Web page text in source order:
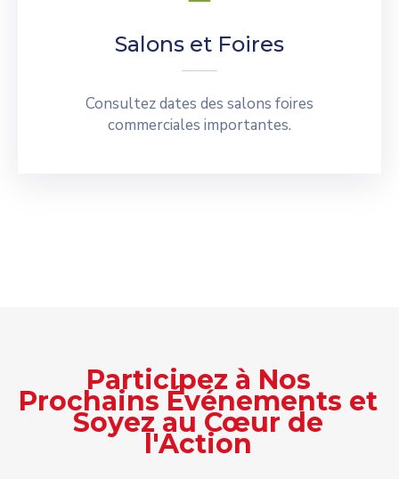
Salons et Foires
Consultez dates des salons foires
commerciales importantes.
Participez à Nos
Prochains Événements et
Soyez au Cœur de
l'Action